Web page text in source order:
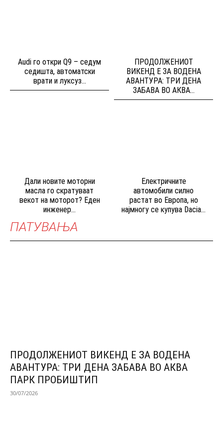
Audi го откри Q9 – седум
седишта, автоматски
врати и луксуз...
ПРОДОЛЖЕНИОТ
ВИКЕНД Е ЗА ВОДЕНА
АВАНТУРА: ТРИ ДЕНА
ЗАБАВА ВО АКВА...
Дали новите моторни
масла го скратуваат
векот на моторот? Еден
инженер...
Електричните
автомобили силно
растат во Европа, но
најмногу се купува Dacia...
ПАТУВАЊА
ПРОДОЛЖЕНИОТ ВИКЕНД Е ЗА ВОДЕНА
АВАНТУРА: ТРИ ДЕНА ЗАБАВА ВО АКВА
ПАРК ПРОБИШТИП
30/07/2026